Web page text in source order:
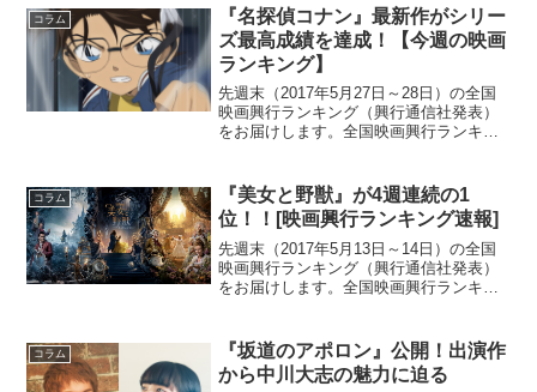
ということで今回ご紹介する映画は、橋
本愛主演の『リトル・フ...
コラム
『名探偵コナン』最新作がシリー
ズ最高成績を達成！【今週の映画
ランキング】
先週末（2017年5月27日～28日）の全国
映画興行ランキング（興行通信社発表）
をお届けします。全国映画興行ランキン
ょっと今から仕事やめてくる』4位（↓）
『名探偵...
コラム
『美女と野獣』が4週連続の1
位！！[映画興行ランキング速報]
先週末（2017年5月13日～14日）の全国
映画興行ランキング（興行通信社発表）
をお届けします。全国映画興行ランキン
ター）』3位（NEW）『ガーディアン
ズ・オブ・ギャラ...
コラム
『坂道のアポロン』公開！出演作
から中川大志の魅力に迫る